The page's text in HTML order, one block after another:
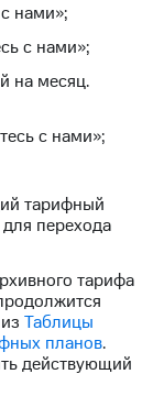
нами»;
с нами»;
на месяц.
с нами»;
тарифный
перехода
тарифа
Таблицы
планов.
действующий